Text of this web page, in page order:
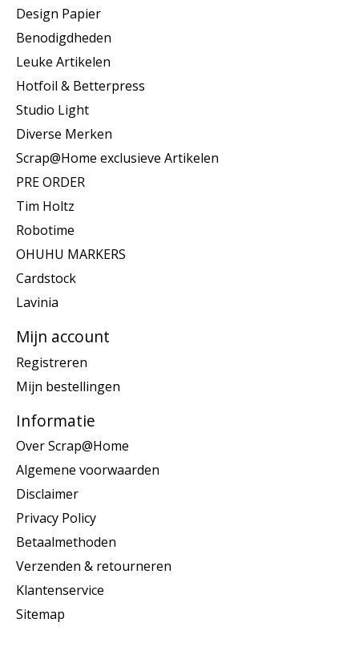
Design Papier
Benodigdheden
Leuke Artikelen
Hotfoil & Betterpress
Studio Light
Diverse Merken
Scrap@Home exclusieve Artikelen
PRE ORDER
Tim Holtz
Robotime
OHUHU MARKERS
Cardstock
Lavinia
Mijn account
Registreren
Mijn bestellingen
Informatie
Over Scrap@Home
Algemene voorwaarden
Disclaimer
Privacy Policy
Betaalmethoden
Verzenden & retourneren
Klantenservice
Sitemap